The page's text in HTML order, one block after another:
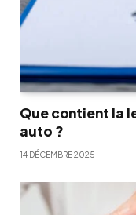
Que contient la
auto ?
14 DÉCEMBRE 2025